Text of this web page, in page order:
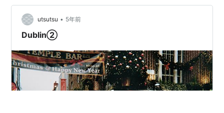
作品 アイルランドとイギリスの関係を、あくまで物語に
比重を置きながら描いているという点ではかなり評価の
高い作品 アイルランド…
utsutsu • 5年前
Dublin②